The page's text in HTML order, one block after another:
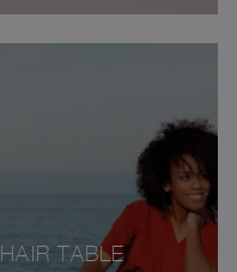
TABLE